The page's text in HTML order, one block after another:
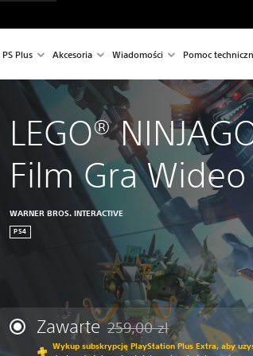
PS Plus Akcesoria Wiadomości Pomoc
LEGO®
Film Gra Wideo
WARNER BROS. INTERACTIVE
PS4
Zawarte Zastosowano zniżkę z
259,00 zl
Wykup subskrypcję PlayStation Plus Extra, aby